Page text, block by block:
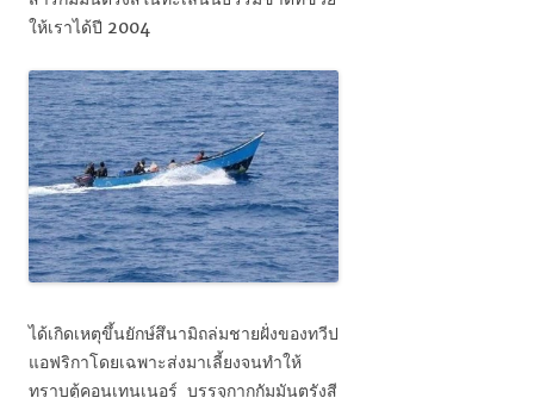
ให้เราได้ปี 2004
ได้เกิดเหตุขึ้นยักษ์สึนามิถล่มชายฝั่งของทวีป
แอฟริกาโดยเฉพาะส่งมาเลี้ยงจนทำให้
ทราบตู้คอนเทนเนอร์ บรรจุกากกัมมันตรังสี